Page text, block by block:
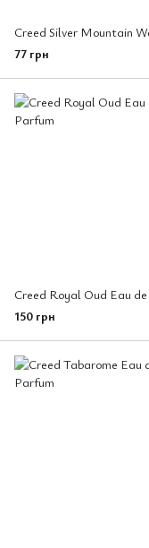
77 грн
150 грн